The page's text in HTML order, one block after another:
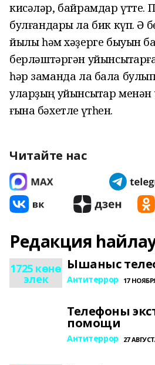
кисәләр, байрамдарүтте.
булғандары ла бик күп. Ә б
йылы һәм хәҙерге быуын ба
берләштәргән уйынсыҡтарғ
һәр заманда ла бала булып
уларҙыңуйынсыҡтарменән
ғына бәхетле үтһен.
Читайте нас
Редакция
1725 көнө
элек
Ышаныс
Антитеррор 17
Телефоны
помощи
Антитеррор 27